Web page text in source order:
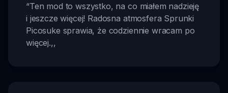
“Ten mod to wszystko, na co miałem nadzieję
i jeszcze więcej! Radosna atmosfera Sprunki
Picosuke sprawia, że codziennie wracam po
więcej.,,